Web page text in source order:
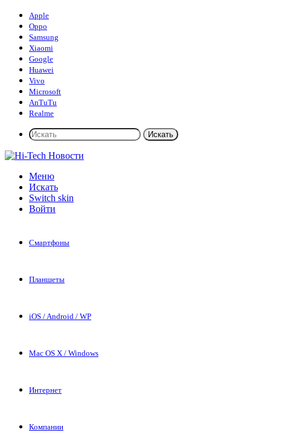
Apple
Oppo
Samsung
Xiaomi
Google
Huawei
Vivo
Microsoft
AnTuTu
Realme
Искать
Меню
Искать
Switch skin
Войти
Смартфоны
Планшеты
iOS / Android / WP
Mac OS X / Windows
Интернет
Компании